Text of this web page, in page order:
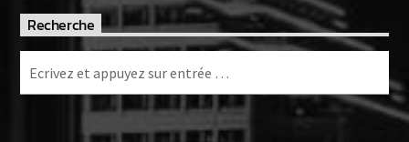
Recherche